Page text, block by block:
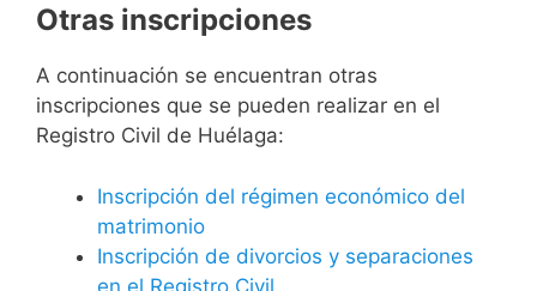
Otras inscripciones
A continuación se encuentran otras
inscripciones que se pueden realizar en el
Registro Civil de Huélaga:
Inscripción del régimen económico del
matrimonio
Inscripción de divorcios y separaciones
en el Registro Civil